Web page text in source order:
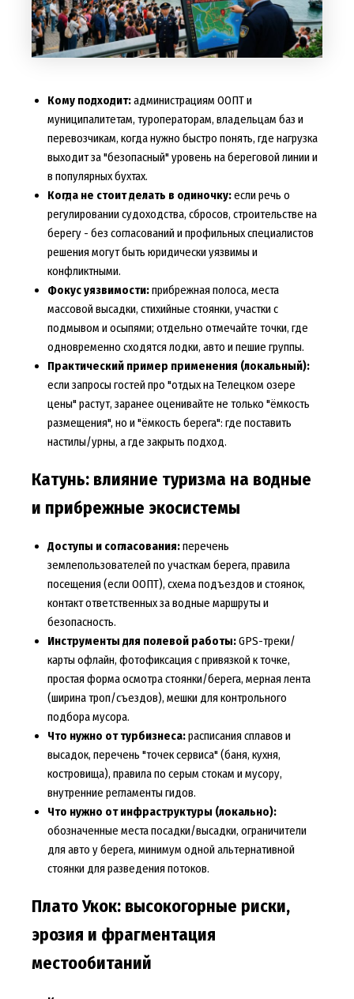
Кому подходит:администрациям ООПТ и
муниципалитетам, туроператорам, владельцам баз и
перевозчикам, когда нужно быстро понять, где нагрузка
выходит за "безопасный" уровень на береговой линии и
в популярных бухтах.
Когда не стоит делать в одиночку:если речь о
регулировании судоходства, сбросов, строительстве на
берегу - без согласований и профильных специалистов
решения могут быть юридически уязвимы и
конфликтными.
Фокус уязвимости:прибрежная полоса, места
массовой высадки, стихийные стоянки, участки с
подмывом и осыпями; отдельно отмечайте точки, где
одновременно сходятся лодки, авто и пешие группы.
Практический пример применения (локальный):
если запросы гостей про "отдых на Телецком озере
цены" растут, заранее оценивайте не только "ёмкость
размещения", но и "ёмкость берега": где поставить
настилы/урны, а где закрыть подход.
Катунь: влияние туризма на водные
и прибрежные экосистемы
Доступы и согласования:перечень
землепользователей по участкам берега, правила
посещения (если ООПТ), схема подъездов и стоянок,
контакт ответственных за водные маршруты и
безопасность.
Инструменты для полевой работы:GPS-треки/
карты офлайн, фотофиксация с привязкой к точке,
простая форма осмотра стоянки/берега, мерная лента
(ширина троп/съездов), мешки для контрольного
подбора мусора.
Что нужно от турбизнеса:расписания сплавов и
высадок, перечень "точек сервиса" (баня, кухня,
костровища), правила по серым стокам и мусору,
внутренние регламенты гидов.
Что нужно от инфраструктуры (локально):
обозначенные места посадки/высадки, ограничители
для авто у берега, минимум одной альтернативной
стоянки для разведения потоков.
Плато Укок: высокогорные риски,
эрозия и фрагментация
местообитаний